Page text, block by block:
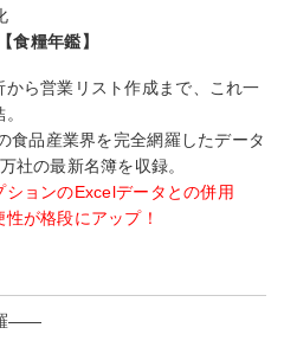
食糧年鑑】
から営業リスト作成まで、これ一
食品産業界を完全網羅したデータ
社の最新名簿を収録。
ションのExcelデータとの併用
性が格段にアップ！
羅――